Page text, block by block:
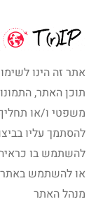
אתר זה הינו
תוכן האתר,
משפטי ו/או תחליף
להסתמך עליו
להשתמש בו
או להשתמש באתר
מנהל האתר